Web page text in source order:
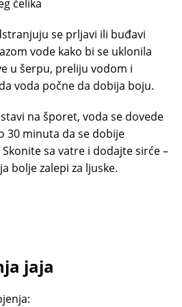
čelika
se prljavi ili buđavi
vode kako bi se uklonila
u šerpu, preliju vodom i
voda počne da dobija boju.
na šporet, voda se dovede
30 minuta da se dobije
sa vatre i dodajte sirće –
bolje zalepi za ljuske.
jaja